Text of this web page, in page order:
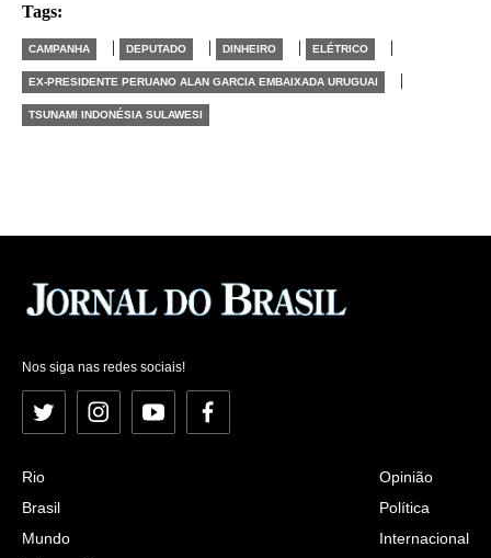
Tags:
CAMPANHA | DEPUTADO | DINHEIRO | ELÉTRICO |
EX-PRESIDENTE PERUANO ALAN GARCIA EMBAIXADA URUGUAI |
TSUNAMI INDONÉSIA SULAWESI
Nos siga nas redes sociais!
Twitter InstagramYouTubeFacebook
Rio
Brasil
Mundo
Opinião
Política
Internacional